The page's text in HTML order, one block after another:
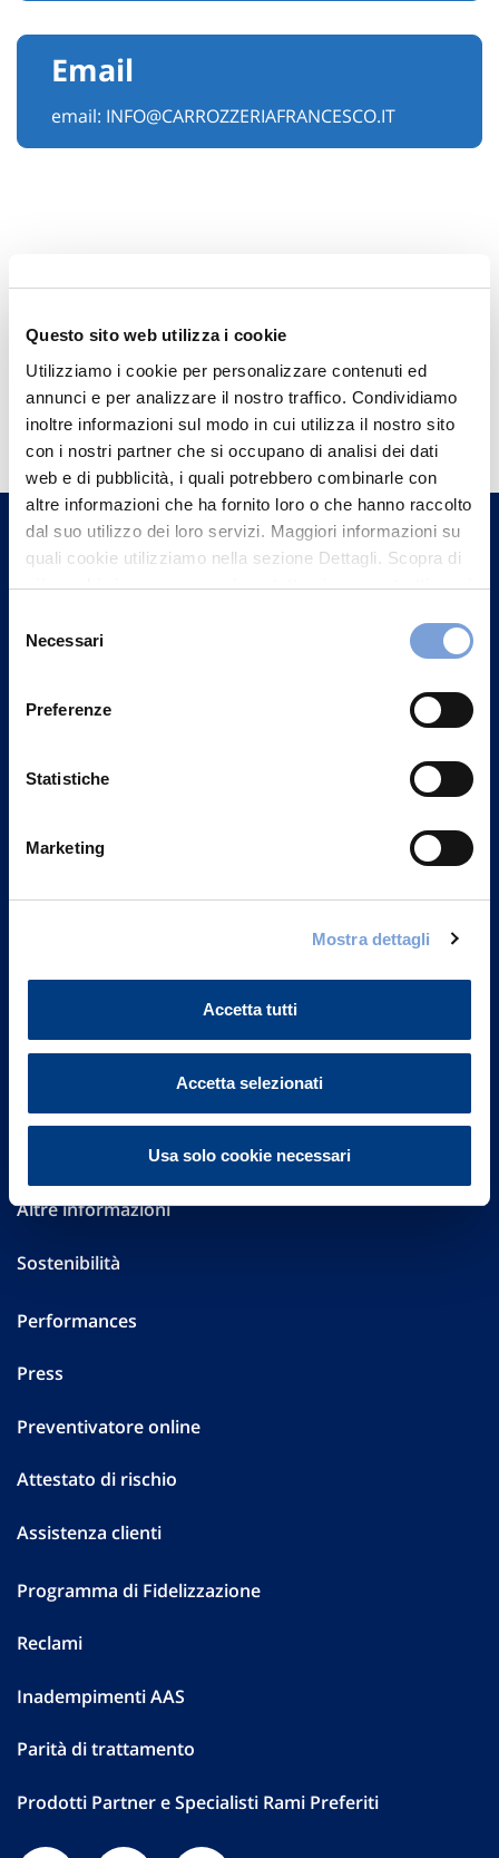
Questo sito web utilizza i cookie
Utilizziamo i cookie per personalizzare contenuti ed
annunci e per analizzare il nostro traffico. Condividiamo
inoltre informazioni sul modo in cui utilizza il nostro sito
con i nostri partner che si occupano di analisi dei dati
web e di pubblicità, i quali potrebbero combinarle con
altre informazioni che ha fornito loro o che hanno raccolto
dal suo utilizzo dei loro servizi. Maggiori informazioni su
quali cookie utilizziamo nella sezione Dettagli. Scopra di
più su chi siamo, come può contattarci e come trattiamo i
può trovare nel footer del sito nella sezione "Informativa
delNecessari
Preferenze
Statistiche
Marketing
Mostra dettagli
Accetta tutti
Accetta selezionati
Usa solo cookie necessari
Email
email: INFO@CARROZZERIAFRANCESCO.IT
Hai bisogno di
informazioni?
Trova l'Agenzia più vicina a te e parla con
un nostro Agente.
Contattaci
FAQ
Investor Relations
Altre informazioni
Sostenibilità
Performances
Press
Preventivatore online
Attestato di rischio
Assistenza clienti
Programma di Fidelizzazione
Reclami
Inadempimenti AAS
Parità di trattamento
Prodotti Partner e Specialisti Rami Preferiti